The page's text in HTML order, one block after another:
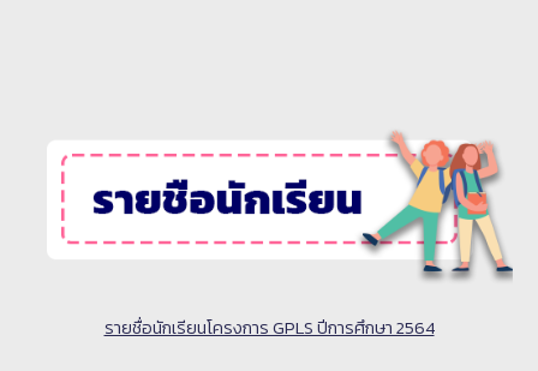
รายชื่อนักเรียนโครงการ GPLS ปีการศึกษา 2564